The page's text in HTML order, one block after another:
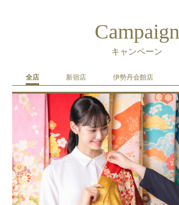
Campaign
キャンペーン
全店 新宿店 伊勢丹会館店